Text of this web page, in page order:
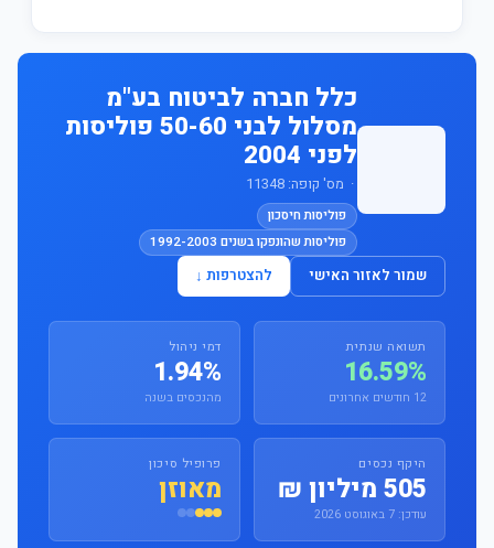
כלל חברה לביטוח בע"מ
מסלול לבני 50-60 פוליסות
לפני 2004
· מס' קופה: 11348
פוליסות חיסכון
פוליסות שהונפקו בשנים 1992-2003
שמור לאזור האישי להצטרפות ↓
תשואה שנתית
16.59%
12 חודשים אחרונים
דמי ניהול
1.94%
מהנכסים בשנה
היקף נכסים
505 מיליון ₪
עודכן: 7 באוגוסט 2026
פרופיל סיכון
מאוזן